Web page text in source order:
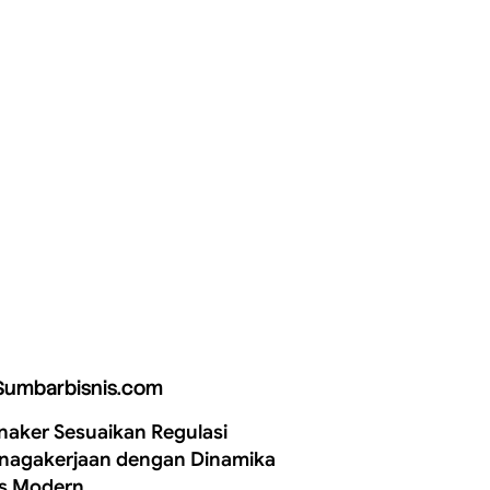
Sesuaikan Regulasi
dengan Dinamika